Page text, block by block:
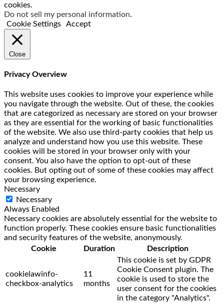
cookies.
Do not sell my personal information.
Cookie Settings
Accept
Close
Privacy Overview
This website uses cookies to improve your experience while
you navigate through the website. Out of these, the cookies
that are categorized as necessary are stored on your browser
as they are essential for the working of basic functionalities
of the website. We also use third-party cookies that help us
analyze and understand how you use this website. These
cookies will be stored in your browser only with your
consent. You also have the option to opt-out of these
cookies. But opting out of some of these cookies may affect
your browsing experience.
Necessary
Necessary
Always Enabled
Necessary cookies are absolutely essential for the website to
function properly. These cookies ensure basic functionalities
and security features of the website, anonymously.
Cookie
Duration Description
cookielawinfo-
checkbox-analytics
11
months
This cookie is set by GDPR
Cookie Consent plugin. The
cookie is used to store the
user consent for the cookies
in the category "Analytics".